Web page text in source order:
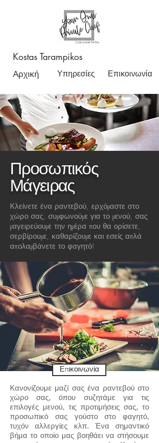
Kostas Tarampikos
Αρχική Υπηρεσίες Επικοινωνία
Προσωπικός
​Μάγειρας
Κλείνετε ένα ραντεβού, ερχόμαστε στο
χώρο σας, συμφωνούμε για το μενού, σας
μαγειρεύουμε την ημέρα που θα ορίσετε,
σερβίρουμε, καθαρίζουμε και εσείς απλά
απολαμβάνετε το φαγητό!
Επικοινωνία
Κανονίζουμε μαζί σας ένα ραντεβού στο
χώρο σας, όπου συζητάμε για τις
επιλογές μενού, τις προτιμήσεις σας, το
προσωπικό σας γούστο στο φαγητό,
τυχόν αλλεργίες κλπ. Ένα σημαντικό
βήμα το οποίο μας βοηθάει να στήσουμε